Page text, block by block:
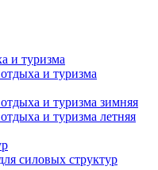
и туризма
и туризма
и туризма зимняя
и туризма летняя
силовых структур